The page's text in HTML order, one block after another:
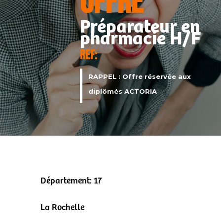
Préparateur en
pharmacie H/F
REF:
RAPPEL : Offre réservée aux
diplômés ACTORIA
Département: 17
La Rochelle